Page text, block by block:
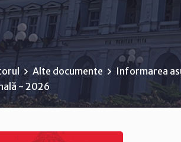
Alte documente
Informarea
- 2026